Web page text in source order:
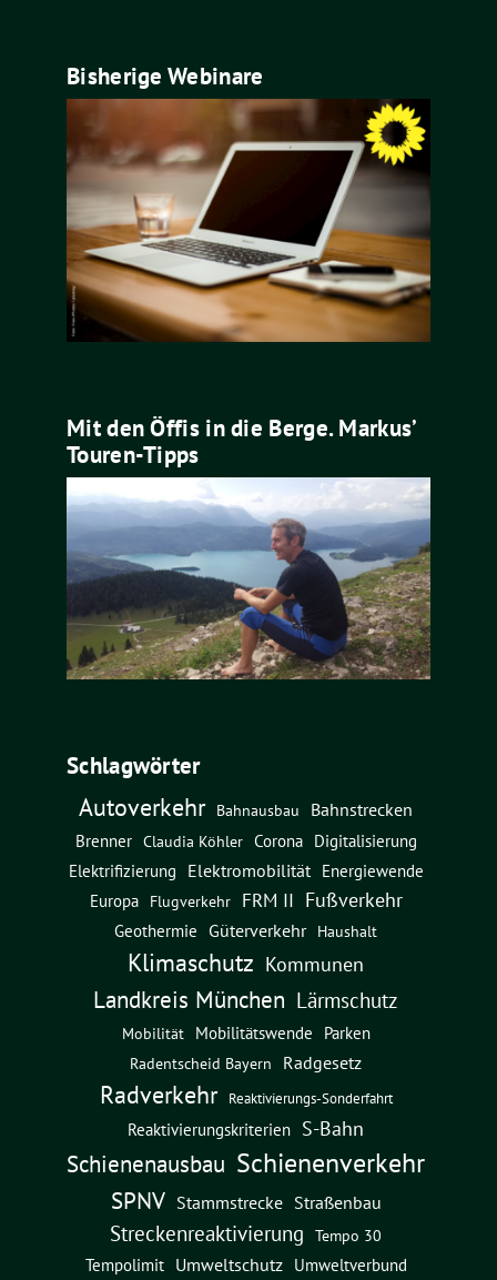
Bisherige Webinare
Mit den Öffis in die Berge. Markus’
Touren-Tipps
Schlagwörter
Autoverkehr Bahnausbau
Bahnstrecken
Brenner Claudia Köhler Corona
Digitalisierung
Elektrifizierung
Elektromobilität Energiewende
Europa Flugverkehr FRM II Fußverkehr
Geothermie Güterverkehr Haushalt
Klimaschutz Kommunen
Landkreis München Lärmschutz
Mobilität Mobilitätswende Parken
Radentscheid Bayern Radgesetz
Radverkehr Reaktivierungs-Sonderfahrt
Reaktivierungskriterien S-Bahn
Schienenausbau Schienenverkehr
SPNV Stammstrecke Straßenbau
Streckenreaktivierung Tempo 30
Tempolimit Umweltschutz Umweltverbund